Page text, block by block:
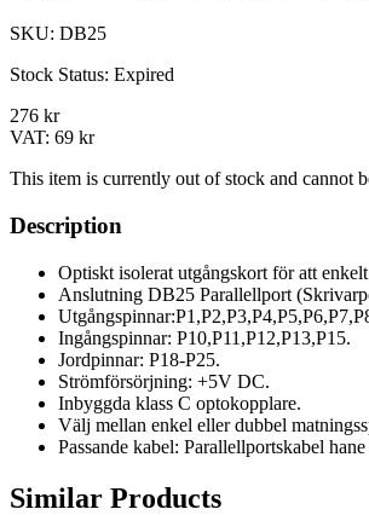
SKU: DB25
Stock Status: Expired
276 kr
VAT: 69 kr
This item is currently out of stock and cannot
Description
Optiskt isolerat utgångskort för att
Anslutning DB25 Parallellport
Ingångspinnar: P10,P11,P12,P13,P15.
Jordpinnar: P18-P25.
Strömförsörjning: +5V DC.
Inbyggda klass C optokopplare.
Välj mellan enkel eller dubbel
Passande kabel: Parallellportskabel
Similar Products